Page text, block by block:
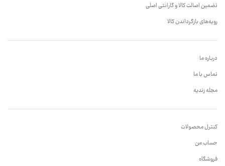
تضمین اصالت کالا و گارانتی اصلی
رویه‌های بازگرداندن کالا
درباره ما
تماس با ما
مجله زندیه
کنترل محصولات
حساب من
فروشگاه